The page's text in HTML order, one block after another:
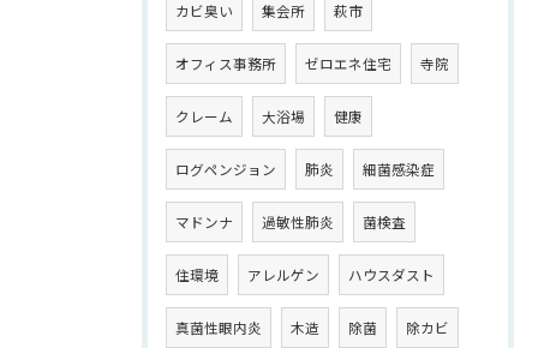
カビ臭い 集会所 萩市
オフィス事務所 ゼロエネ住宅 寺院
クレーム 大浴場 健康
ログペンジョン 肺炎 細菌感染症
マドンナ 過敏性肺炎 菌検査
住環境 アレルゲン ハウスダスト
真菌性眼内炎 木造 除菌 除カビ